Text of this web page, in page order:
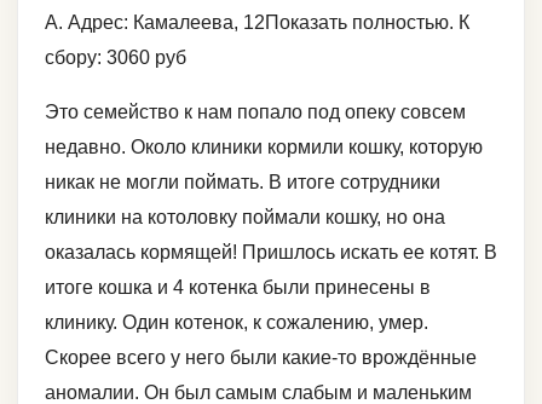
А. Адрес: Камалеева, 12Показать полностью. К
сбору: 3060 руб
Это семейство к нам попало под опеку совсем
недавно. Около клиники кормили кошку, которую
никак не могли поймать. В итоге сотрудники
клиники на котоловку поймали кошку, но она
оказалась кормящей! Пришлось искать ее котят. В
итоге кошка и 4 котенка были принесены в
клинику. Один котенок, к сожалению, умер.
Скорее всего у него были какие-то врождённые
аномалии. Он был самым слабым и маленьким